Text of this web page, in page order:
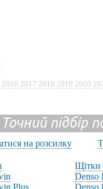
2016 2017 2018 2019 2020
Точний підбір
на розсилку
Plus
Щітки
Denso
Denso